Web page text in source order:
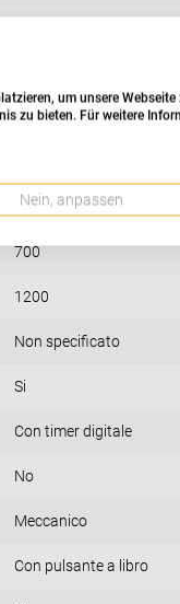
20
No
700
1200
Non specificato
Si
Con timer digitale
No
Meccanico
Con pulsante a libro
um unsere
zu bieten. Für weitere
Nein, anpassen